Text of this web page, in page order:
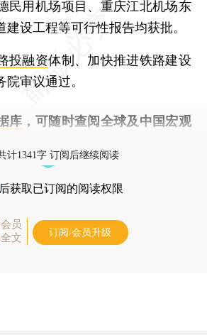
民用机场项目、重庆江北机场东
设工程等可行性报告均获批。
投融资体制、加快推进铁路建设
审议通过。
库 ，可随时查阅全球及中国宏观
计1341字 订阅后继续阅读
后获取已订阅的阅读权限
员
文
订阅/会员升级